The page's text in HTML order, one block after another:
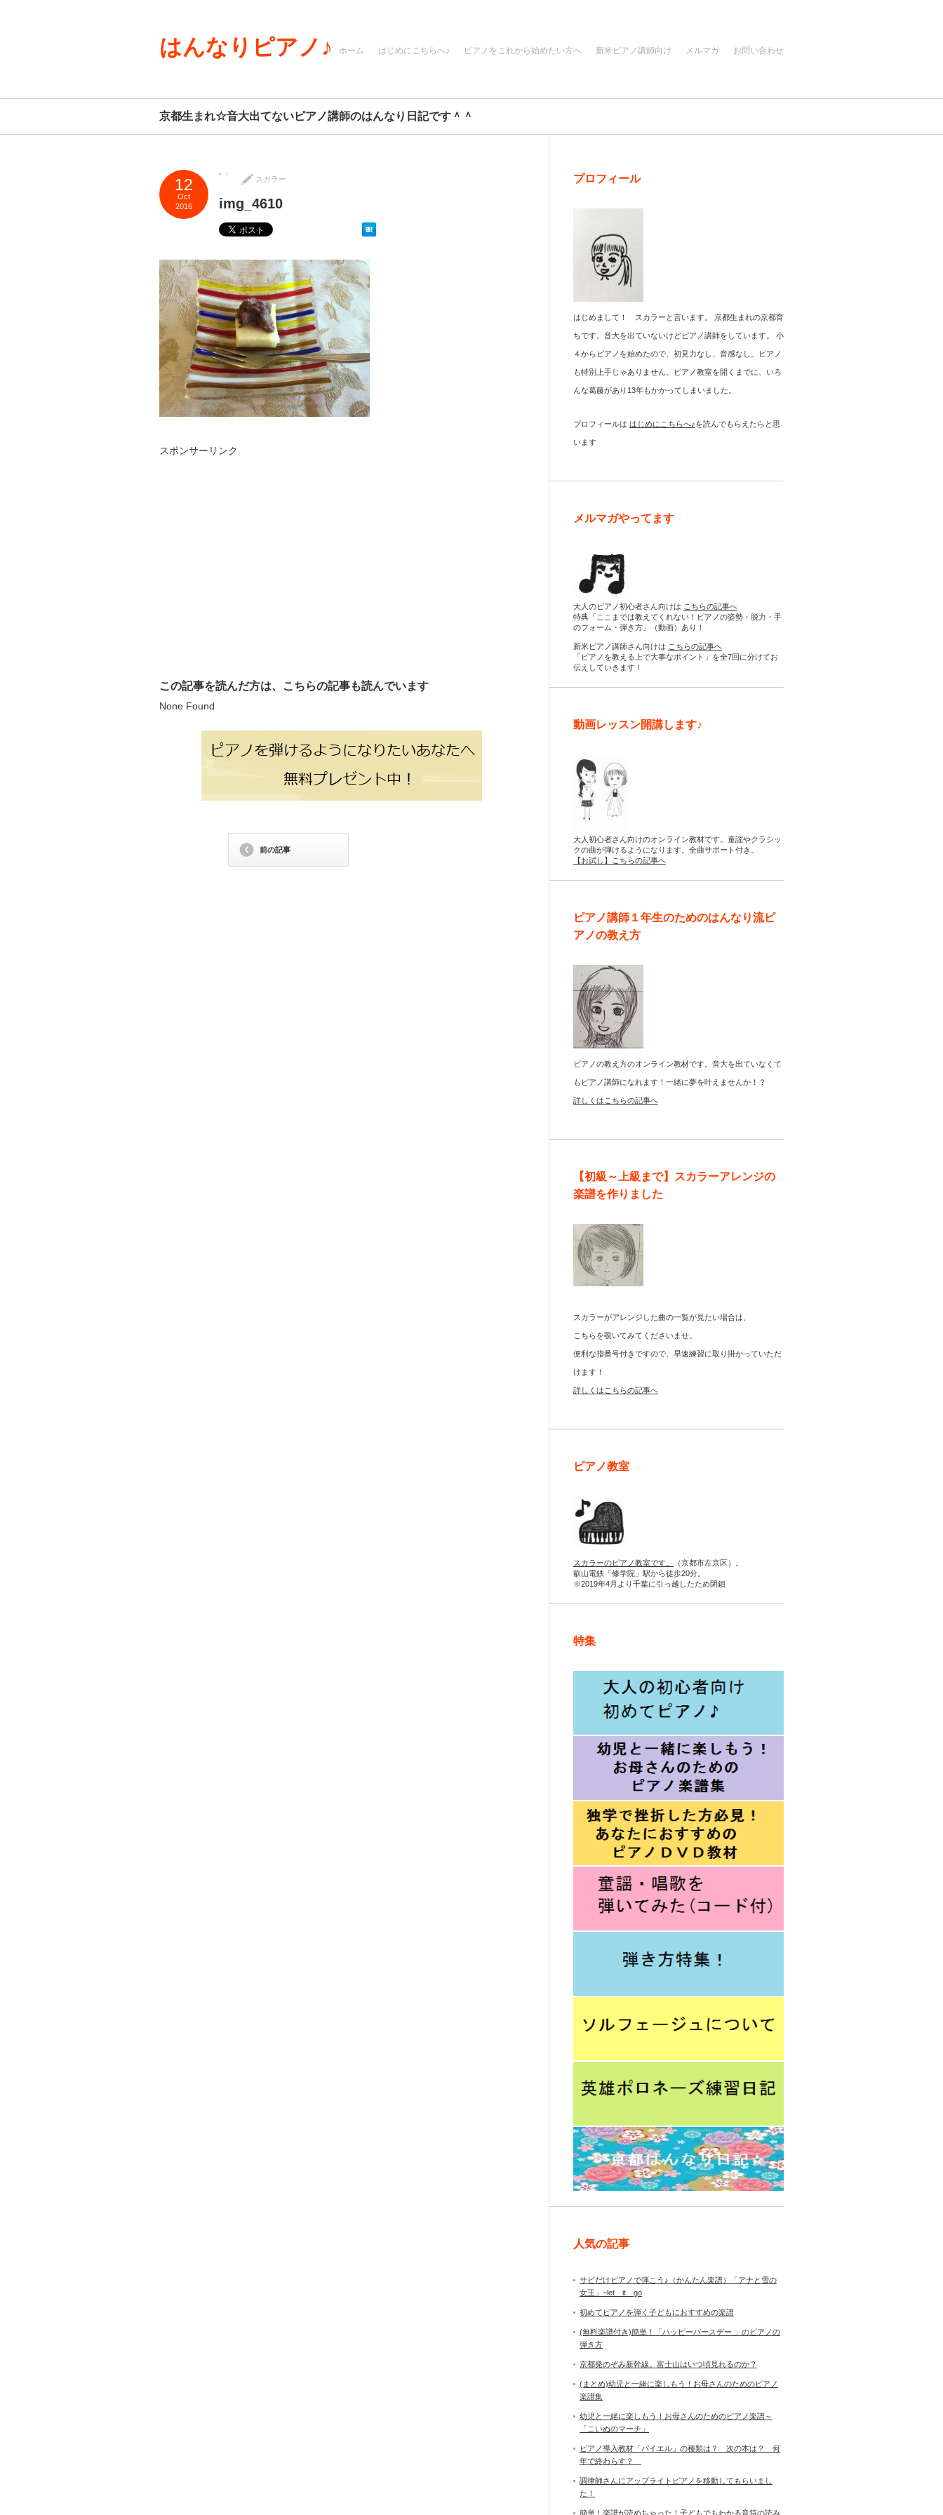
はんなりピアノ♪ ホーム はじめにこちらへ♪ ピアノをこれから始めたい方へ 新米ピアノ講師向け メルマガ お問い合わせ
京都生まれ☆音大出てないピアノ講師のはんなり日記です＾＾
12
Oct
2016
スカラー
img_4610
スポンサーリンク
この記事を読んだ方は、こちらの記事も読んでいます
None Found
前の記事
プロフィール
はじめまして！ スカラーと言います。 京都生まれの京都育
ちです。音大を出ていないけどピアノ講師をしています。 小
４からピアノを始めたので、初見力なし、音感なし。ピアノ
も特別上手じゃありません。ピアノ教室を開くまでに、いろ
んな葛藤があり13年もかかってしまいました。
プロフィールは はじめにこちらへ♪を読んでもらえたらと思
います
メルマガやってます
大人のピアノ初心者さん向けは こちらの記事へ
特典「ここまでは教えてくれない！ピアノの姿勢・脱力・手
のフォーム・弾き方」（動画）あり！
新米ピアノ講師さん向けは こちらの記事へ
「ピアノを教える上で大事なポイント」を全7回に分けてお
伝えしていきます！
動画レッスン開講します♪
大人初心者さん向けのオンライン教材です。童謡やクラシッ
クの曲が弾けるようになります。全曲サポート付き。
【お試し】こちらの記事へ
ピアノ講師１年生のためのはんなり流ピ
アノの教え方
ピアノの教え方のオンライン教材です。音大を出ていなくて
もピアノ講師になれます！一緒に夢を叶えませんか！？
詳しくはこちらの記事へ
【初級～上級まで】スカラーアレンジの
楽譜を作りました
スカラーがアレンジした曲の一覧が見たい場合は、
こちらを覗いてみてくださいませ。
便利な指番号付きですので、早速練習に取り掛かっていただ
けます！
詳しくはこちらの記事へ
ピアノ教室
スカラーのピアノ教室です。
（京都市左京区）。
叡山電鉄「修学院」駅から徒歩20分。
※2019年4月より千葉に引っ越したため閉鎖
特集
人気の記事
サビだけピアノで弾こう♪（かんたん楽譜）「アナと雪の
女王」~let it go
初めてピアノを弾く子どもにおすすめの楽譜
(無料楽譜付き)簡単！「ハッピーバースデー 」のピアノの
弾き方
京都発のぞみ新幹線。富士山はいつ頃見れるのか？
(まとめ)幼児と一緒に楽しもう！お母さんのためのピアノ
楽譜集
幼児と一緒に楽しもう！お母さんのためのピアノ楽譜～
「こいぬのマーチ」
ピアノ導入教材「バイエル」の種類は？ 次の本は？ 何
年で終わらす？
調律師さんにアップライトピアノを移動してもらいまし
た！
簡単！楽譜が読めちゃった！子どもでもわかる音符の読み